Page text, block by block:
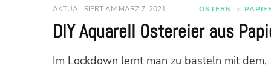
AKTUALISIERT AM MÄRZ 7, 2021 OSTERN
DIY Aquarell Ostereier aus
Im Lockdown lernt man zu basteln mit dem,